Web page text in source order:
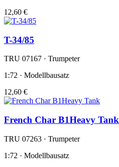
12,60 €
T-34/85
TRU 07167 · Trumpeter
1:72 · Modellbausatz
12,60 €
French Char B1Heavy Tank
TRU 07263 · Trumpeter
1:72 · Modellbausatz